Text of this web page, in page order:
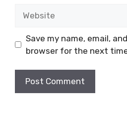
Save my name, email,
browser for the next